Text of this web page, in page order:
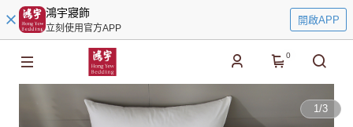
鴻宇寢飾
立刻使用官方APP
開啟APP
0
1/3